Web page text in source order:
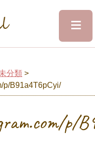
≡
分類 >
p/B91a4T6pCyi/
p/